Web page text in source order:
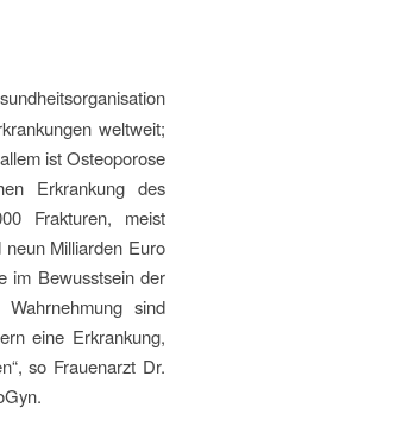
weltweit;
ist Osteoporose
Erkrankung des
Frakturen, meist
Milliarden Euro
im Bewusstsein der
sind
eine Erkrankung,
so Frauenarzt Dr.